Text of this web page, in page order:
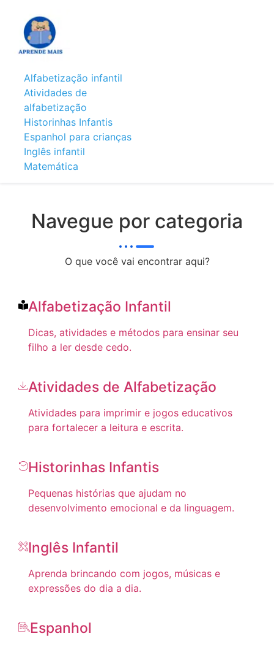
Alfabetização infantil
Atividades de
alfabetização
Historinhas Infantis
Espanhol para crianças
Inglês infantil
Matemática
Navegue por categoria
O que você vai encontrar aqui?
Alfabetização Infantil
Dicas, atividades e métodos para ensinar seu
filho a ler desde cedo.
Atividades de Alfabetização
Atividades para imprimir e jogos educativos
para fortalecer a leitura e escrita.
Historinhas Infantis
Pequenas histórias que ajudam no
desenvolvimento emocional e da linguagem.
Inglês Infantil
Aprenda brincando com jogos, músicas e
expressões do dia a dia.
Espanhol